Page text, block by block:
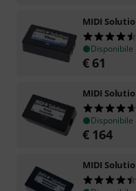
MIDI
Disponibile
€ 61
MIDI
Disponibile
€ 164
MIDI